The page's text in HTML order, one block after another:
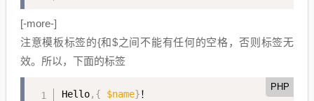
[-more-]
注意模板标签的{和$之间不能有任何的空格，否则标签无
效。所以，下面的标签
PHP
Hello, { $name}！